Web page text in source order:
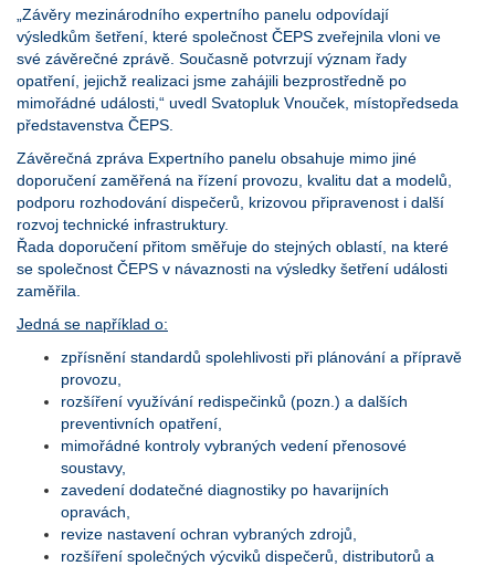
„Závěry mezinárodního expertního panelu odpovídají
výsledkům šetření, které společnost ČEPS zveřejnila vloni ve
své závěrečné zprávě. Současně potvrzují význam řady
opatření, jejichž realizaci jsme zahájili bezprostředně po
mimořádné události,“ uvedl Svatopluk Vnouček, místopředseda
představenstva ČEPS.
Závěrečná zpráva Expertního panelu obsahuje mimo jiné
doporučení zaměřená na řízení provozu, kvalitu dat a modelů,
podporu rozhodování dispečerů, krizovou připravenost i další
rozvoj technické infrastruktury.
Řada doporučení přitom směřuje do stejných oblastí, na které
se společnost ČEPS v návaznosti na výsledky šetření události
zaměřila.
Jedná se například o:
zpřísnění standardů spolehlivosti při plánování a přípravě
provozu,
rozšíření využívání redispečinků (pozn.) a dalších
preventivních opatření,
mimořádné kontroly vybraných vedení přenosové
soustavy,
zavedení dodatečné diagnostiky po havarijních
opravách,
revize nastavení ochran vybraných zdrojů,
rozšíření společných výcviků dispečerů, distributorů a